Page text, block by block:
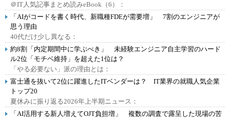
＠IT人気記事まとめ読みeBook（6）：
「AIがコードを書く時代、新職種FDEが需要増」 7割のエンジニアが
思う理由
40代だけ少し異なる：
約8割「内定期間中に学ぶべき」 未経験エンジニア自主学習のハード
ル2位「モチベ維持」を超えた1位は？
「やる必要ない」派の理由とは：
富士通を抜いて2位に躍進したITベンダーは？ IT業界の就職人気企業
トップ20
夏休みに振り返る2026年上半期ニュース：
「AI活用する新人増えてOJT負担増」 複数の調査で露呈した現場の苦